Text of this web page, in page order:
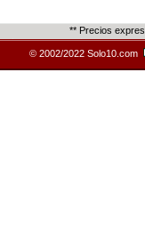
** Precios
© 2002/2022 Solo10.com